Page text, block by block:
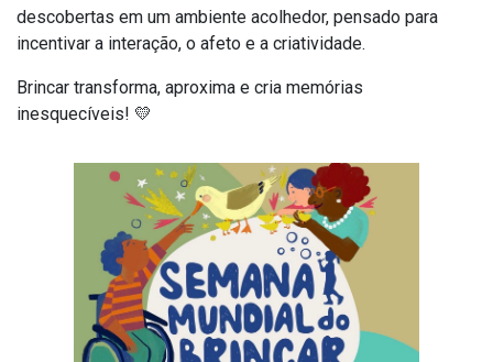
descobertas em um ambiente acolhedor, pensado para
incentivar a interação, o afeto e a criatividade.
Brincar transforma, aproxima e cria memórias
inesquecíveis! 💛